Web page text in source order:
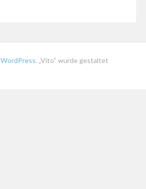
WordPress. „Vito“ wurde gestaltet